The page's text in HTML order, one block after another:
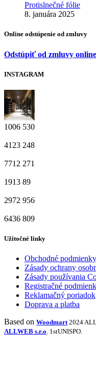
Protislnečné fólie
8. januára 2025
Online odstúpenie od zmluvy
Odstúpiť od zmluvy
INSTAGRAM
1006 530
4123 248
7712 271
1913 89
2972 956
6436 809
Užitočné linky
Obchodné podmienky
Zásady ochrany
Zásady používania
Registračné
Reklamačný poriadok
Doprava a platba
Based on Woodmart 2024
ALLWEB s.r.o. 1stUNISPO.